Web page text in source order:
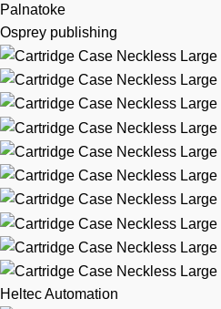
Palnatoke
Osprey publishing
Heltec Automation